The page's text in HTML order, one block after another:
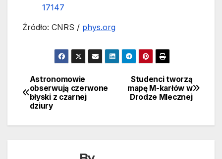
17147
Źródło: CNRS / phys.org
Nawigacja
wpisu
Studenci tworzą
mapę M-karłów w
Drodze Mlecznej
Astronomowie
obserwują czerwone
błyski z czarnej
dziury